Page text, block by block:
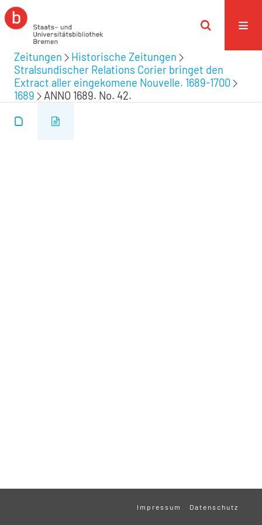
Zeitungen
Historische Zeitungen
Stralsundischer Relations Corier bringet den
Extract aller eingekomene Nouvelle. 1689-1700
1689
ANNO 1689. No. 42.
Impressum Datenschutz